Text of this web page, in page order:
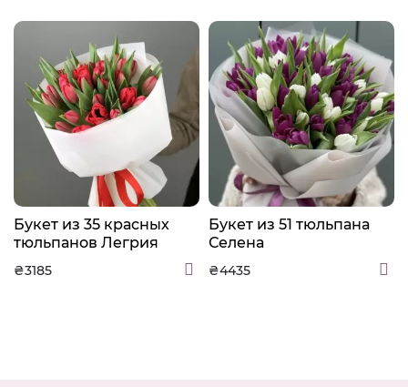
Букет из 35 красных
тюльпанов Легрия
₴3185
Букет из 51 тюльпана
Селена
₴4435